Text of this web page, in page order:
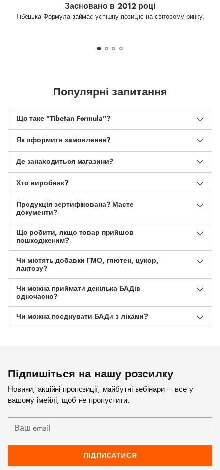
Засновано в 2012 році
Тібецька Формула займає успішну позицію на світовому ринку.
Популярні запитання
Що таке "Tibetan Formula"?
Як оформити замовлення?
Де занаходиться магазини?
Хто виробник?
Продукція сертифікована? Маєте
документи?
Що робити, якщо товар прийшов
пошкодженим?
Чи містять добавки ГМО, глютен, цукор,
лактозу?
Чи можна приймати декілька БАДів
одночасно?
Чи можна поєднувати БАДи з ліками?
Підпишіться на нашу розсилку
Новини, акційні пропозиції, майбутні вебінари – все у
вашому імейлі, щоб не пропустити.
Ваш
email
ПІДПИСАТИСЯ